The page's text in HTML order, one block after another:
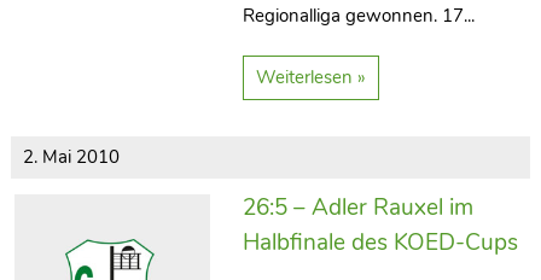
Regionalliga gewonnen. 17...
Weiterlesen »
2. Mai 2010
26:5 – Adler Rauxel im
Halbfinale des KOED-Cups